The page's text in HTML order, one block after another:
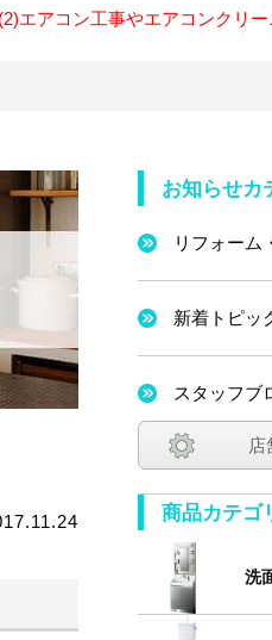
やエアコンクリーニングの影
お知らせカ
リフォーム
新着トピッ
スタッフブ
店
商品カテゴ
洗